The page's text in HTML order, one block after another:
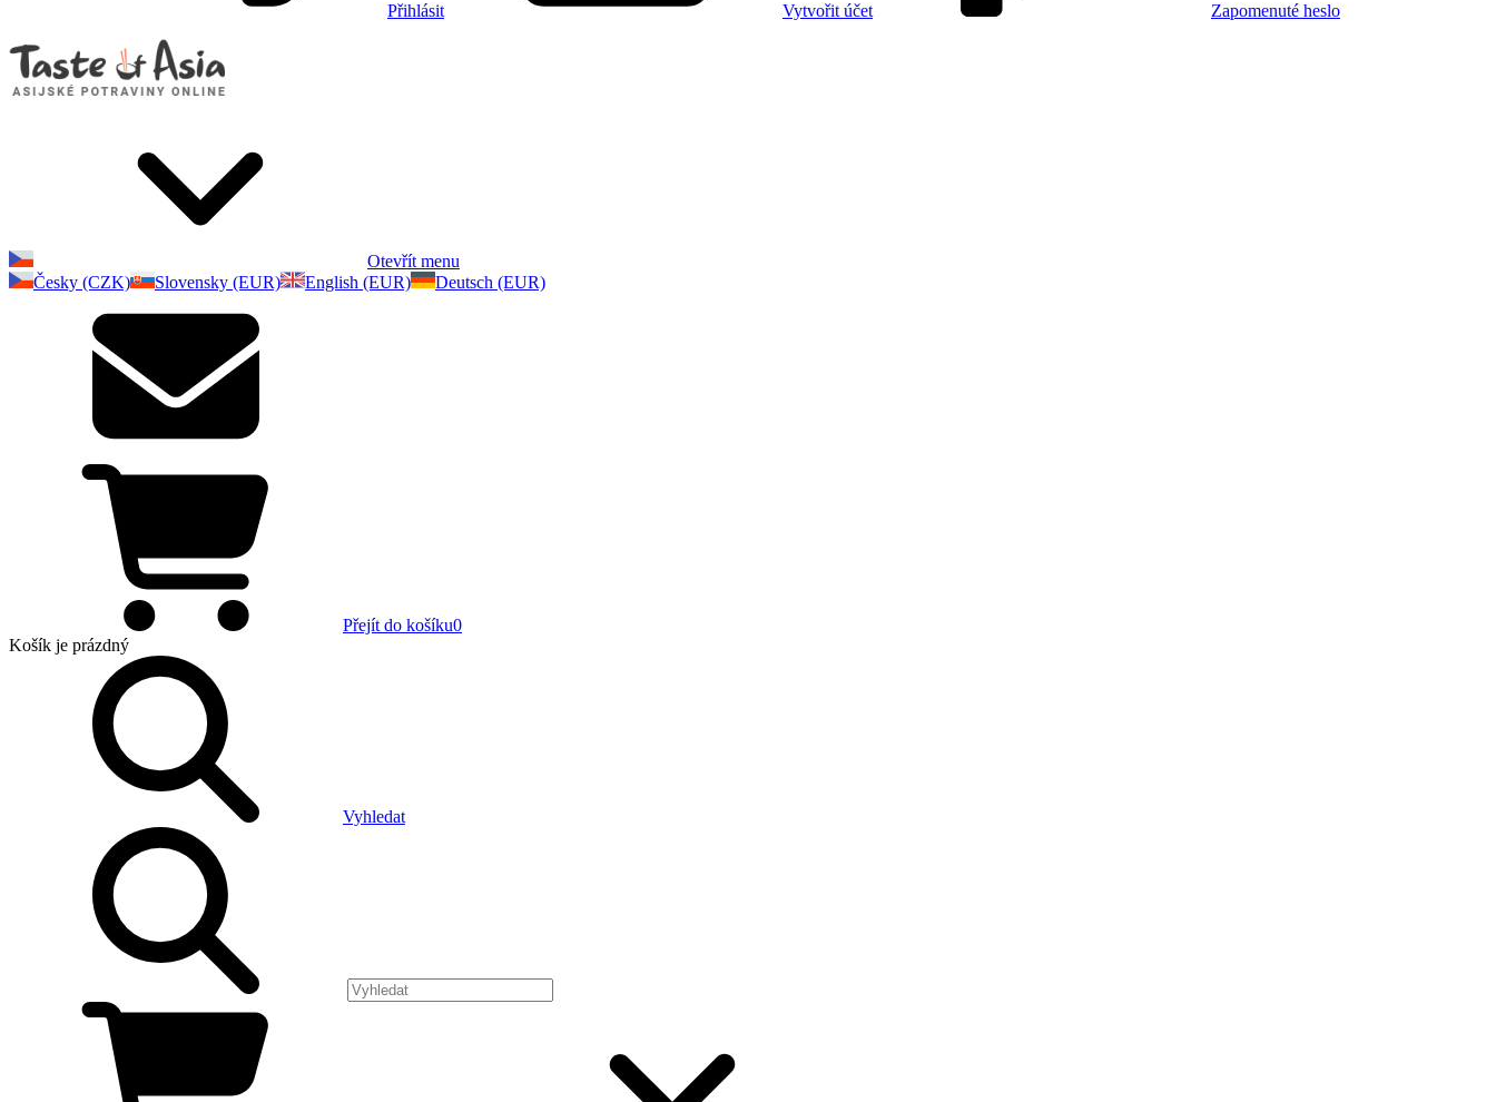
Přihlásit Vytvořit účet Zapomenuté heslo
Otevřít menu
Česky (CZK)
Slovensky (EUR) English (EUR) Deutsch (EUR)
Přejít do košíku0
Košík je prázdný
Vyhledat